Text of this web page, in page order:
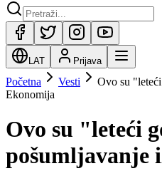
LAT Prijava
Početna Vesti
Ovo su
Ekonomija
Ovo su "leteći
pošumljavanje